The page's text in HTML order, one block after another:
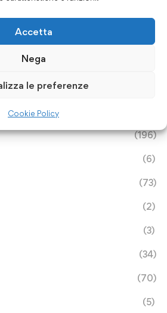
Accetta
Nega
le preferenze
Cookie Policy
(196)
(6)
(73)
(2)
(3)
(34)
(70)
(5)